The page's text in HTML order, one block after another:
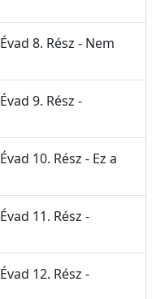
8. Rész - Nem
9. Rész -
10. Rész - Ez a
11. Rész -
12. Rész -